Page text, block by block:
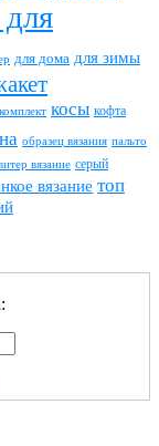
для
для дома для зимы
комплект косы кофта
образец вязания пальто
вязание серый
вязание топ